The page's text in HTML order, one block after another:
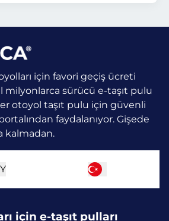
için favori geçiş ücreti
milyonlarca sürücü e-taşıt pulu
otoyol taşıt pulu için güvenli
faydalanıyor. Gişede
kalmadan.
için e-taşıt pulları